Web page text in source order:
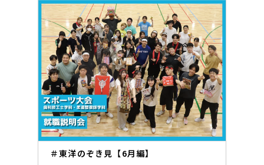
＃東洋のぞき見【6月編】